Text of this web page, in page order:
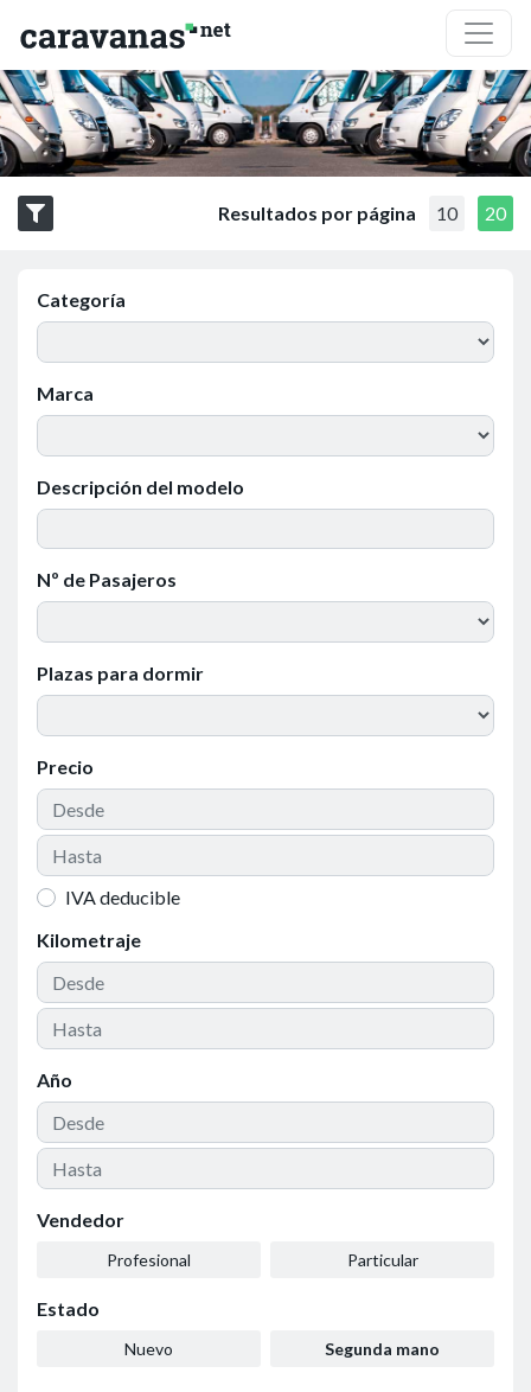
Resultados por página 10 20
Categoría
Marca
Descripción del modelo
Nº de Pasajeros
Plazas para dormir
Precio
IVA deducible
Kilometraje
Año
Vendedor
Profesional Particular
Estado
Nuevo Segunda mano